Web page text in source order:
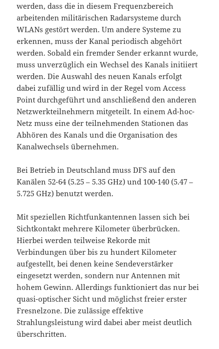
werden, dass die in diesem Frequenzbereich
arbeitenden militärischen Radarsysteme durch
WLANs gestört werden. Um andere Systeme zu
erkennen, muss der Kanal periodisch abgehört
werden. Sobald ein fremder Sender erkannt wurde,
muss unverzüglich ein Wechsel des Kanals initiiert
werden. Die Auswahl des neuen Kanals erfolgt
dabei zufällig und wird in der Regel vom Access
Point durchgeführt und anschließend den anderen
Netzwerkteilnehmern mitgeteilt. In einem Ad-hoc-
Netz muss eine der teilnehmenden Stationen das
Abhören des Kanals und die Organisation des
Kanalwechsels übernehmen.
Bei Betrieb in Deutschland muss DFS auf den
Kanälen 52-64 (5.25 – 5.35 GHz) und 100-140 (5.47 –
5.725 GHz) benutzt werden.
Mit speziellen Richtfunkantennen lassen sich bei
Sichtkontakt mehrere Kilometer überbrücken.
Hierbei werden teilweise Rekorde mit
Verbindungen über bis zu hundert Kilometer
aufgestellt, bei denen keine Sendeverstärker
eingesetzt werden, sondern nur Antennen mit
hohem Gewinn. Allerdings funktioniert das nur bei
quasi-optischer Sicht und möglichst freier erster
Fresnelzone. Die zulässige effektive
Strahlungsleistung wird dabei aber meist deutlich
überschritten.